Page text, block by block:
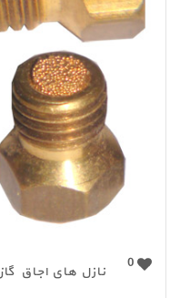
0 نازل های اجاق گاز